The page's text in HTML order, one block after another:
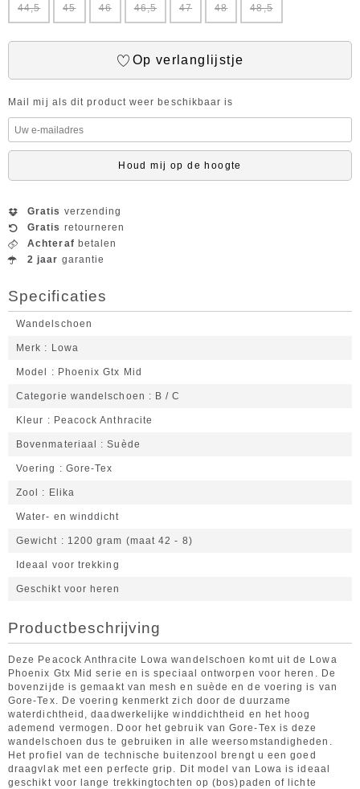
44,5 45 46 46,5 47 48 48,5
Op verlanglijstje
Mail mij als dit product weer beschikbaar is
Houd mij op de hoogte
Gratis verzending
Gratis retourneren
Achteraf betalen
2 jaar garantie
Specificaties
Wandelschoen
Merk Lowa
Model Phoenix Gtx Mid
Categorie wandelschoen B / C
Kleur Peacock Anthracite
Bovenmateriaal Suède
Voering Gore-Tex
Zool Elika
Water- en winddicht
Gewicht 1200 gram (maat 42 - 8)
Ideaal voor trekking
Geschikt voor heren
Productbeschrijving
Deze Peacock Anthracite Lowa wandelschoen komt uit de Lowa
Phoenix Gtx Mid serie en is speciaal ontworpen voor heren. De
bovenzijde is gemaakt van mesh en suède en de voering is van
Gore-Tex. De voering kenmerkt zich door de duurzame
waterdichtheid, daadwerkelijke winddichtheid en het hoog
ademend vermogen. Door het gebruik van Gore-Tex is deze
wandelschoen dus te gebruiken in alle weersomstandigheden.
Het profiel van de technische buitenzool brengt u een goed
draagvlak met een perfecte grip. Dit model van Lowa is ideaal
geschikt voor lange trekkingtochten op (bos)paden of lichte